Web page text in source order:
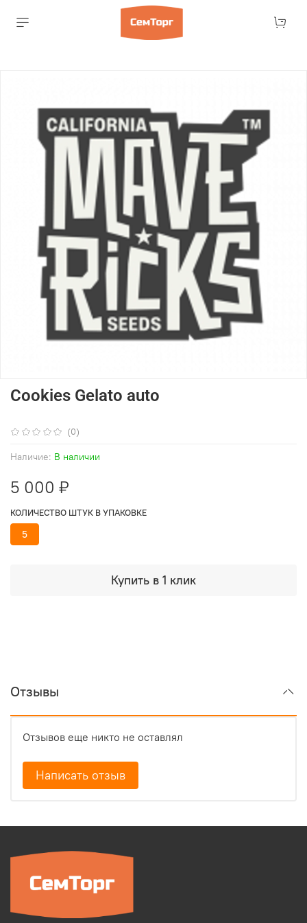
(0)
Наличие: В наличии
Cookies Gelato auto
5 000 ₽
Купить в 1 клик
КОЛИЧЕСТВО ШТУК В УПАКОВКЕ
5
Отзывы
Отзывов еще никто не оставлял
Написать отзыв